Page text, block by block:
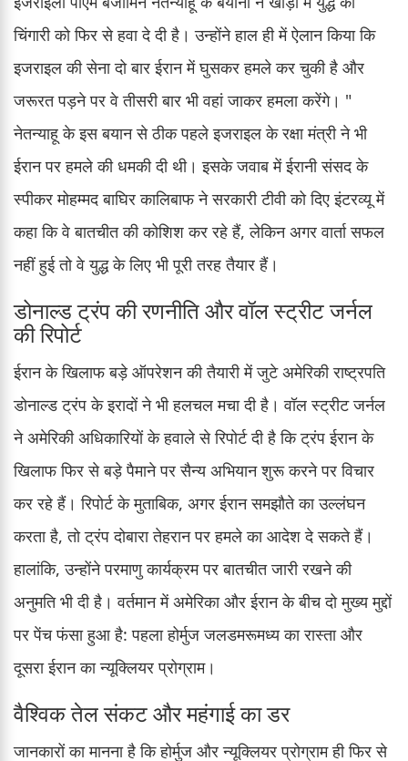
चिंगारी को फिर से हवा दे दी है। उन्होंने हाल ही में ऐलान किया कि
इजराइल की सेना दो बार ईरान में घुसकर हमले कर चुकी है और
जरूरत पड़ने पर वे तीसरी बार भी वहां जाकर हमला करेंगे। "
नेतन्याहू के इस बयान से ठीक पहले इजराइल के रक्षा मंत्री ने भी
ईरान पर हमले की धमकी दी थी। इसके जवाब में ईरानी संसद के
स्पीकर मोहम्मद बाघिर कालिबाफ ने सरकारी टीवी को दिए इंटरव्यू में
कहा कि वे बातचीत की कोशिश कर रहे हैं, लेकिन अगर वार्ता सफल
नहीं हुई तो वे युद्ध के लिए भी पूरी तरह तैयार हैं।
डोनाल्ड ट्रंप की रणनीति और वॉल स्ट्रीट जर्नल
की रिपोर्ट
ईरान के खिलाफ बड़े ऑपरेशन की तैयारी में जुटे अमेरिकी राष्ट्रपति
डोनाल्ड ट्रंप के इरादों ने भी हलचल मचा दी है। वॉल स्ट्रीट जर्नल
ने अमेरिकी अधिकारियों के हवाले से रिपोर्ट दी है कि ट्रंप ईरान के
खिलाफ फिर से बड़े पैमाने पर सैन्य अभियान शुरू करने पर विचार
कर रहे हैं। रिपोर्ट के मुताबिक, अगर ईरान समझौते का उल्लंघन
करता है, तो ट्रंप दोबारा तेहरान पर हमले का आदेश दे सकते हैं।
हालांकि, उन्होंने परमाणु कार्यक्रम पर बातचीत जारी रखने की
अनुमति भी दी है। वर्तमान में अमेरिका और ईरान के बीच दो मुख्य मुद्दों
पर पेंच फंसा हुआ है: पहला होर्मुज जलडमरूमध्य का रास्ता और
दूसरा ईरान का न्यूक्लियर प्रोग्राम।
वैश्विक तेल संकट और महंगाई का डर
जानकारों का मानना है कि होर्मुज और न्यूक्लियर प्रोग्राम ही फिर से